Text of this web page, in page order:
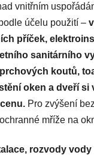
ý
p
i
s
u
vnitřním
účelu použití –
příček,
sanitárního
koutů,
oken a dveří si
Pro zvýšení
mříže na
rozvody vody